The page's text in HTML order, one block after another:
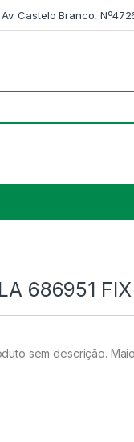
Av. Castelo Branco,
686951 FIX
sem descrição.